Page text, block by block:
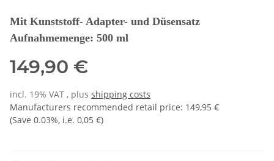
Mit Kunststoff- Adapter- und Düsensatz
Aufnahmemenge: 500 ml
149,90 €
incl. 19% VAT , plus shipping costs
Manufacturers recommended retail price: 149,95 €
(Save 0.03%, i.e. 0,05 €)